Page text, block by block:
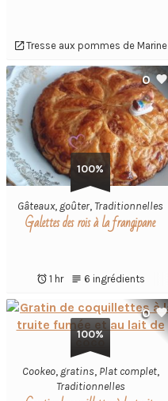
Tresse aux pommes de Marine
100%
0
Gâteaux, goûter,Traditionnelles
Galettes des rois à la frangipane
1 hr 6 ingrédients
100%
0
Cookeo, gratins, Plat complet,
Traditionnelles